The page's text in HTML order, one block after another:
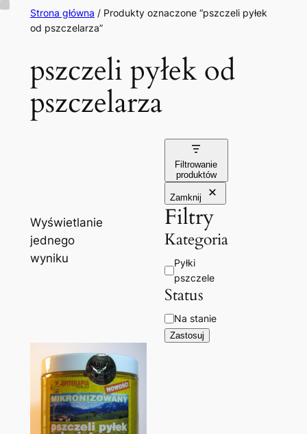
PrzejdźStrona główna / Produkty oznaczone “pszczeli pyłek
od pszczelarza”
pszczeli pyłek od
pszczelarza
Wyświetlanie
jednego
wyniku
Filtrowanie
produktów
Zamknij
Filtry
Kategoria
Kategoria
Pyłki
pszczele
Status
Dostępność
Na stanie
Zastosuj